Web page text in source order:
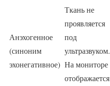
Анэхогенное
(синоним
эхонегативное)
Ткань не
проявляется
под
ультразвуком.
На мониторе
отображается